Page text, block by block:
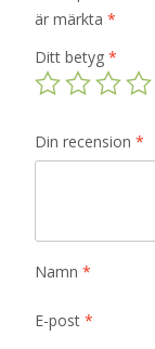
är märkta *
Ditt betyg *
Din recension *
Namn *
E-post *